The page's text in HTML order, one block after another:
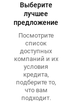
Выберите
лучшее
предложение
Посмотрите
список
доступных
компаний и их
условия
кредита,
подберите то,
что вам
подходит.